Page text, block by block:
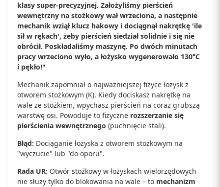
klasy super-precyzyjnej. Założyliśmy pierścień
wewnętrzny na stożkowy wał wrzeciona, a następnie
mechanik wziął klucz hakowy i dociągnął nakrętkę 'ile
sił w rękach', żeby pierścień siedział solidnie i się nie
obrócił. Poskładaliśmy maszynę. Po dwóch minutach
pracy wrzeciono wyło, a łożysko wygenerowało 130°C
i pękło!"
Mechanik zapomniał o najważniejszej fizyce łożysk z
otworem stożkowym (K). Kiedy dociskasz nakrętkę na
wale ze stożkiem, wpychasz pierścień na coraz grubszą
warstwę osi. Powoduje to fizyczne rozszerzanie się
pierścienia wewnętrznego (puchnięcie stali).
Błąd: Dociąganie łożyska z otworem stożkowym na
"wyczucie" lub "do oporu".
Rada UR: Otwór stożkowy w łożyskach wielorzędowych
nie służy tylko do blokowania na wale – to mechanizm